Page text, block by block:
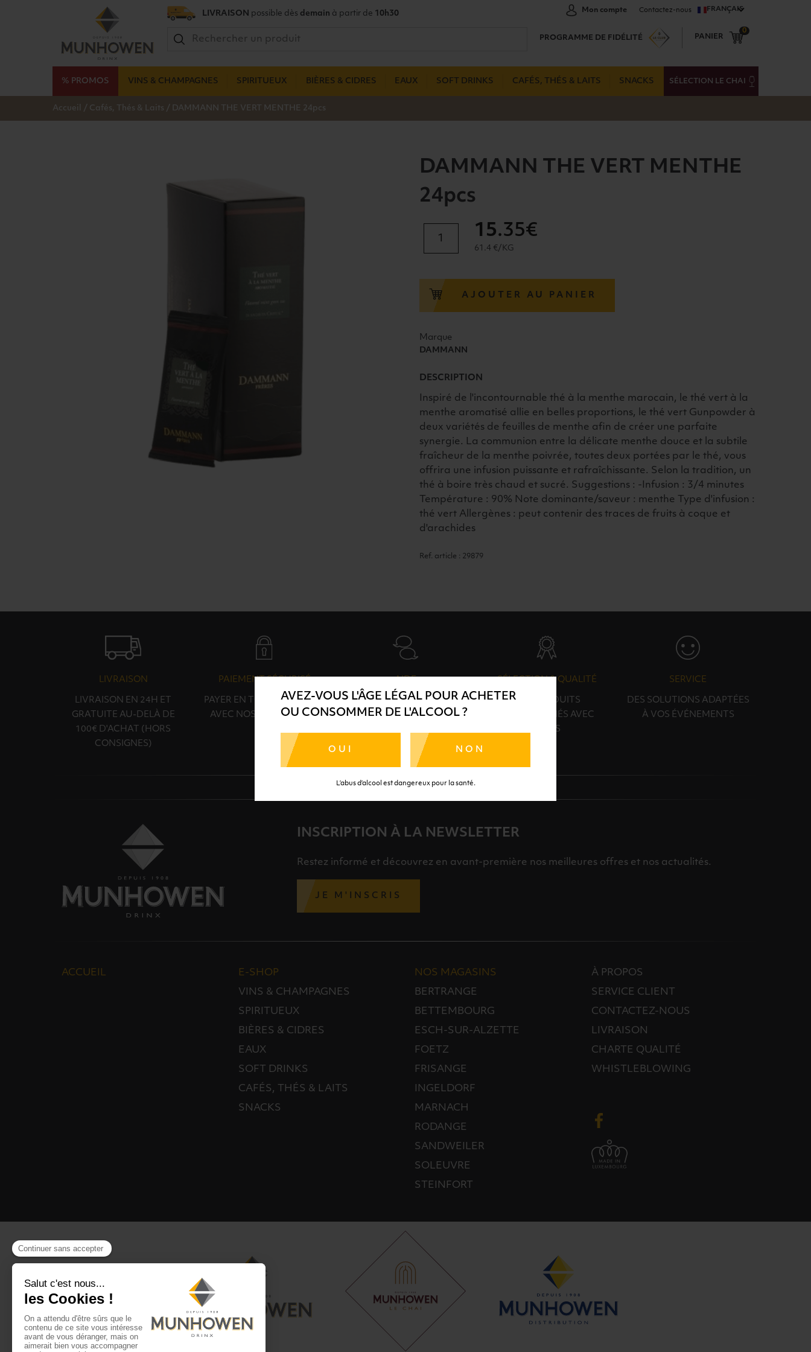
AVEZ-VOUS L'ÂGE LÉGAL POUR ACHETER
OU CONSOMMER DE L'ALCOOL ?
OUI NON
L’abus d’alcool est dangereux pour la santé.
LIVRAISON possible dès demain à partir de 10h30 Mon compte Contactez-nous FRANÇAIS
PROGRAMME DE FIDÉLITÉ PANIER
0
% PROMOS VINS & CHAMPAGNES SPIRITUEUX BIÈRES & CIDRES EAUX SOFT DRINKS CAFÉS, THÉS & LAITS SNACKS SÉLECTION LE CHAI
Accueil / Cafés, Thés & Laits / DAMMANN THE VERT MENTHE 24pcs
DAMMANN THE VERT MENTHE
24pcs
VERT
MENTHE
15.35€
61.4 €/KG
AJOUTER AU PANIER
Marque
DAMMANN
DESCRIPTION
Inspiré de l'incontournable thé à la menthe marocain, le thé vert à la
menthe aromatisé allie en belles proportions, le thé vert Gunpowder à
deux variétés de feuilles de menthe afin de créer une parfaite
synergie. La communion entre la délicate menthe douce et la subtile
fraîcheur de la menthe poivrée, toutes deux portées par le thé, vous
offrira une infusion puissante et rafraîchissante. Selon la tradition, un
thé à boire très chaud et sucré. Suggestions : -Infusion : 3/4 minutes
Température : 90% Note dominante/saveur : menthe Type d'infusion :
thé vert Allergènes : peut contenir des traces de fruits à coque et
d'arachides
Ref. article : 29879
LIVRAISON
LIVRAISON EN 24H ET
GRATUITE AU-DELÀ DE
100€ D'ACHAT (HORS
CONSIGNES)
PAIEMENT SÉCURISÉ
PAYER EN TOUTE SÉRÉNITÉ
AVEC NOS PARTENAIRES
NOS CONSEILLERS SONT À
VOTRE DISPOSITION
SÉLECTION & QUALITÉ
DES PRODUITS
SÉLECTIONNÉS AVEC
SOINS
SERVICE
DES SOLUTIONS ADAPTÉES
À VOS ÉVÉNEMENTS
INSCRIPTION À LA NEWSLETTER
Restez informé et découvrez en avant-première nos meilleures offres et nos actualités.
JE M'INSCRIS
ACCUEIL
E-SHOP
VINS & CHAMPAGNES
SPIRITUEUX
BIÈRES & CIDRES
EAUX
SOFT DRINKS
CAFÉS, THÉS & LAITS
SNACKS
NOS MAGASINS
BERTRANGE
BETTEMBOURG
ESCH-SUR-ALZETTE
FOETZ
FRISANGE
INGELDORF
MARNACH
RODANGE
SANDWEILER
SOLEUVRE
STEINFORT
À PROPOS
SERVICE CLIENT
CONTACTEZ-NOUS
LIVRAISON
CHARTE QUALITÉ
WHISTLEBLOWING